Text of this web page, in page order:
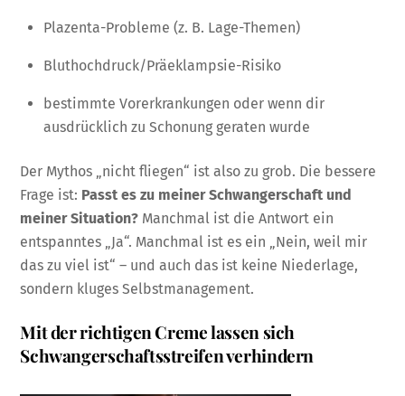
Plazenta-Probleme (z. B. Lage-Themen)
Bluthochdruck/Präeklampsie-Risiko
bestimmte Vorerkrankungen oder wenn dir
ausdrücklich zu Schonung geraten wurde
Der Mythos „nicht fliegen“ ist also zu grob. Die bessere
Frage ist: Passt es zu meiner Schwangerschaft und
meiner Situation? Manchmal ist die Antwort ein
entspanntes „Ja“. Manchmal ist es ein „Nein, weil mir
das zu viel ist“ – und auch das ist keine Niederlage,
sondern kluges Selbstmanagement.
Mit der richtigen Creme lassen sich
Schwangerschaftsstreifen verhindern